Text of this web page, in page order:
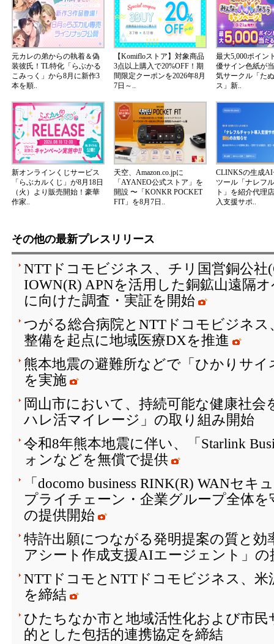
元カレの弟からの執着＆偽
装彼氏！TL特化「らぶかる
こみっく」から8月に新作3
本を順..
【Komifloストア】対象商品
3点以上購入で20%OFF！期
間限定クーポンを2026年8月
7日～..
最大5,000ポイン
優サイン色紙が
気サークル「た
ス」新..
新オンラインくじサービス
「らぶカルくじ」が8月18日
（火）より販売開始！豪華
作家..
天空、Amazon.co.jpに
「AYANEO公式ストア」を
開設 〜「KONKR POCKET
FIT」を8月7日..
CLINKSの生成
ツール「ナレフ
ト」を紹介代理
入支援サポ..
その他の最新プレスリリース
NTTドコモビジネス、チリ国営銅公社
IOWN(R) APNを活用した銅鉱山遠隔
に向けた調査・実証を開始
つがる総合病院とNTTドコモビジネ
整備を起点に地域医療DXを推進
熊本地震の避難所などで「ひかりサ
を実施
岡山市において、持続可能な健康社
ハレ活マイレージ」の取り組み開始
令和8年熊本地震に伴い、「Starlink
ォンなどを無償で提供
「docomo business RINK(R) WANセ
プライチェーン・企業グループ全体を
の提供開始
特許出願につながる発明提案の質と効
アシート作成支援AIエージェント」の
NTTドコモとNTTドコモビジネス、米
を締結
ひたちなか市と地域活性化および市
的とした包括的連携協定を締結